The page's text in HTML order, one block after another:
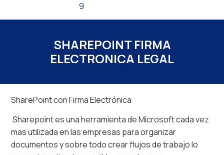
9
SHAREPOINT FIRMA
ELECTRONICA LEGAL
SharePoint con Firma Electrónica
Sharepoint es una herramienta de Microsoft cada vez
mas utilizada en las empresas para organizar
documentos y sobre todo crear flujos de trabajo lo